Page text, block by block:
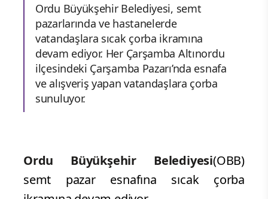
Ordu Büyükşehir Belediyesi, semt
pazarlarında ve hastanelerde
vatandaşlara sıcak çorba ikramına
devam ediyor. Her Çarşamba Altınordu
ilçesindeki Çarşamba Pazarı’nda esnafa
ve alışveriş yapan vatandaşlara çorba
sunuluyor.